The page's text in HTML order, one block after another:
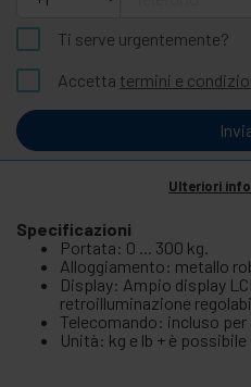
Ti serve urgentemente?
Accetta termini e
Ulteriori
Specificazioni
Portata: 0 ... 300 kg.
Alloggiamento: metallo
Display: Ampio display
retroilluminazione
Telecomando: incluso
Unità: kg e lb + è